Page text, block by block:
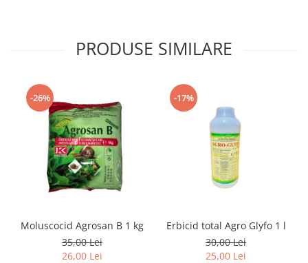
PRODUSE SIMILARE
-26%
Moluscocid Agrosan B 1 kg
35,00 Lei
26,00 Lei
-17%
Erbicid total Agro Glyfo 1 l
30,00 Lei
25,00 Lei